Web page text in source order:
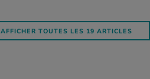
AFFICHER TOUTES LES 19 ARTICLES